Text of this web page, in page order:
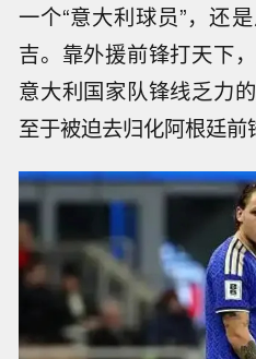
一个“意大利球员”，还
吉。靠外援前锋打天下
意大利国家队锋线乏力
至于被迫去归化阿根廷前